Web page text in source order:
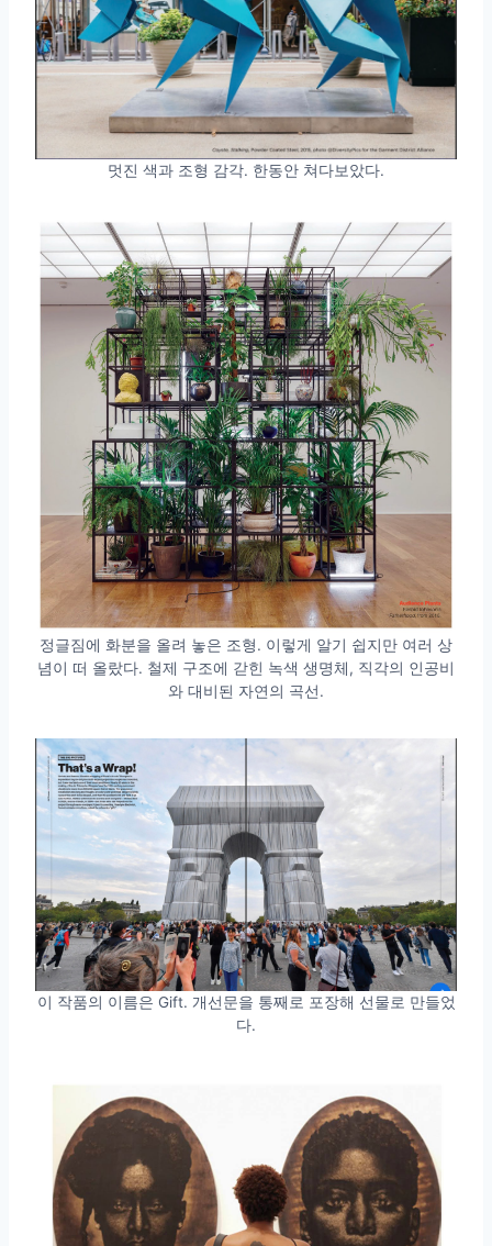
멋진 색과 조형 감각. 한동안 쳐다보았다.
정글짐에 화분을 올려 놓은 조형. 이렇게 알기 쉽지만 여러 상
념이 떠 올랐다. 철제 구조에 갇힌 녹색 생명체, 직각의 인공비
와 대비된 자연의 곡선.
이 작품의 이름은 Gift. 개선문을 통째로 포장해 선물로 만들었
다.